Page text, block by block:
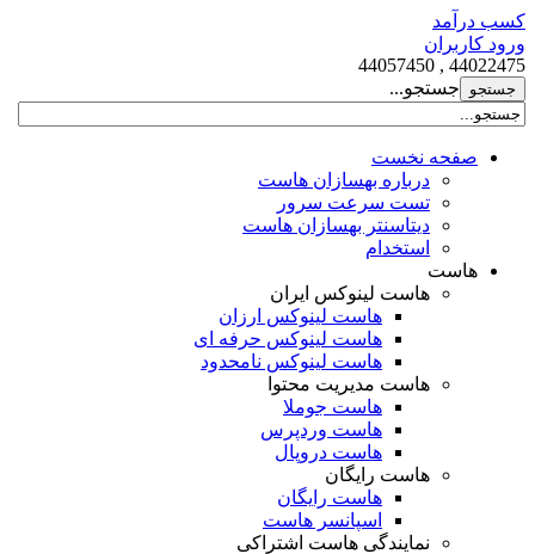
کسب درآمد
ورود کاربران
44022475 , 44057450
جستجو...
صفحه نخست
درباره بهسازان هاست
تست سرعت سرور
دیتاسنتر بهسازان هاست
استخدام
هاست
هاست لینوکس ایران
هاست لینوکس ارزان
هاست لینوکس حرفه ای
هاست لینوکس نامحدود
هاست مدیریت محتوا
هاست جوملا
هاست وردپرس
هاست دروپال
هاست رایگان
هاست رایگان
اسپانسر هاست
نمایندگی هاست اشتراکی